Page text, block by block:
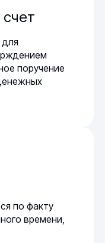
поручение
по факту
времени,